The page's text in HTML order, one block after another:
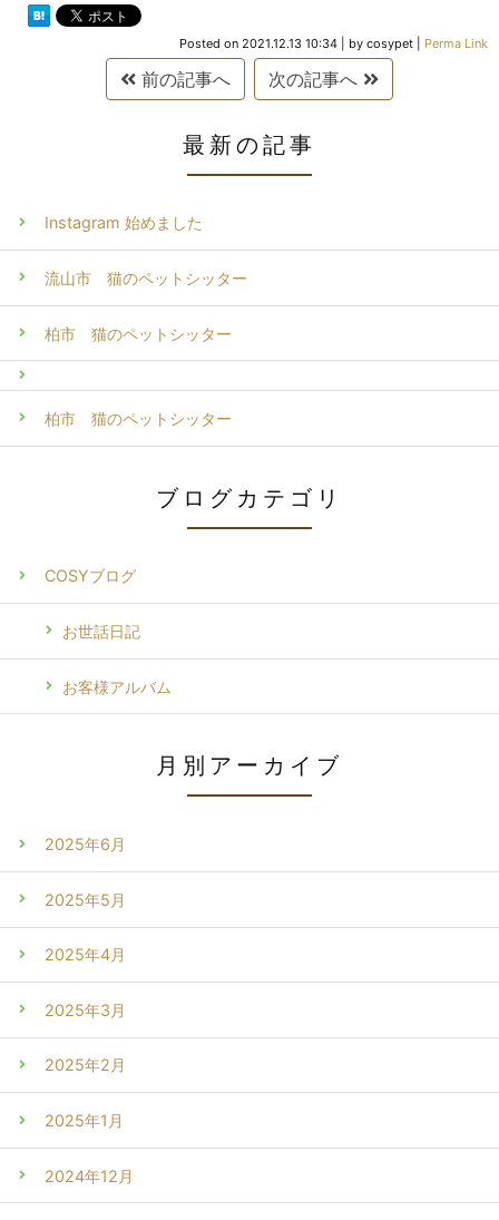
Posted on 2021.12.13 10:34 by cosypet Perma Link
前の記事へ 次の記事へ
最新の記事
Instagram 始めました
流山市 猫のペットシッター
柏市 猫のペットシッター
柏市 猫のペットシッター
ブログカテゴリ
COSYブログ
お世話日記
お客様アルバム
月別アーカイブ
2025年6月
2025年5月
2025年4月
2025年3月
2025年2月
2025年1月
2024年12月